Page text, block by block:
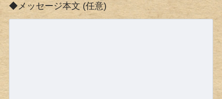
◆メッセージ本文 (任意)